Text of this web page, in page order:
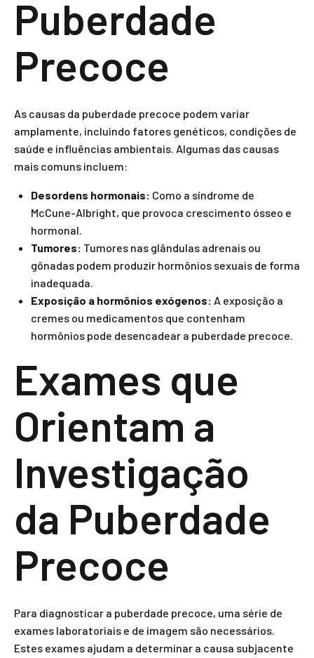
Puberdade
Precoce
As causas da puberdade precoce podem variar
amplamente, incluindo fatores genéticos, condições de
saúde e influências ambientais. Algumas das causas
mais comuns incluem:
Desordens hormonais: Como a síndrome de
McCune-Albright, que provoca crescimento ósseo e
hormonal.
Tumores: Tumores nas glândulas adrenais ou
gônadas podem produzir hormônios sexuais de forma
inadequada.
Exposição a hormônios exógenos: A exposição a
cremes ou medicamentos que contenham
hormônios pode desencadear a puberdade precoce.
Exames que
Orientam a
Investigação
da Puberdade
Precoce
Para diagnosticar a puberdade precoce, uma série de
exames laboratoriais e de imagem são necessários.
Estes exames ajudam a determinar a causa subjacente